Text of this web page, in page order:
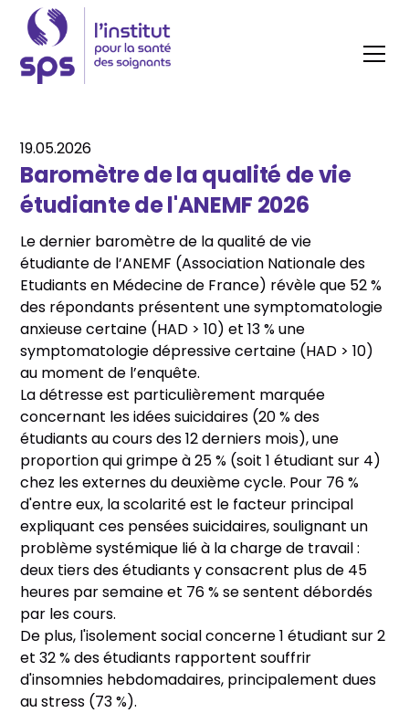
19.05.2026
Baromètre de la qualité de vie
étudiante de l'ANEMF 2026
Le dernier baromètre de la qualité de vie
étudiante de l’ANEMF (Association Nationale des
Etudiants en Médecine de France) révèle que 52 %
des répondants présentent une symptomatologie
anxieuse certaine (HAD > 10) et 13 % une
symptomatologie dépressive certaine (HAD > 10)
au moment de l’enquête.
La détresse est particulièrement marquée
concernant les idées suicidaires (20 % des
étudiants au cours des 12 derniers mois), une
proportion qui grimpe à 25 % (soit 1 étudiant sur 4)
chez les externes du deuxième cycle. Pour 76 %
d'entre eux, la scolarité est le facteur principal
expliquant ces pensées suicidaires, soulignant un
problème systémique lié à la charge de travail :
deux tiers des étudiants y consacrent plus de 45
heures par semaine et 76 % se sentent débordés
par les cours.
De plus, l'isolement social concerne 1 étudiant sur 2
et 32 % des étudiants rapportent souffrir
d'insomnies hebdomadaires, principalement dues
au stress (73 %).